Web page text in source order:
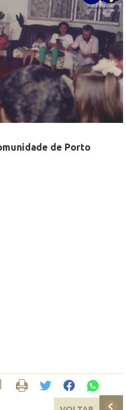
de Porto